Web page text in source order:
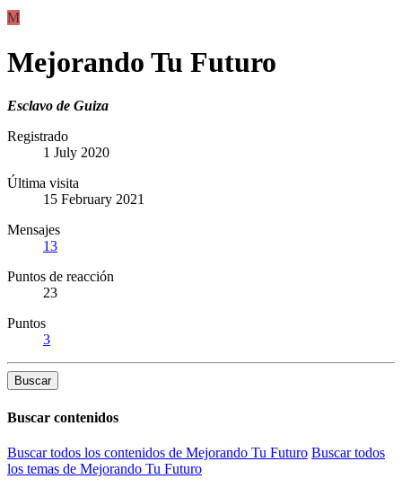
M
Mejorando Tu Futuro
Esclavo de Guiza
Registrado
1 July 2020
Última visita
15 February 2021
Mensajes
13
Puntos de reacción
23
Puntos
3
Buscar
Buscar contenidos
Buscar todos los contenidos de Mejorando Tu Futuro Buscar todos
los temas de Mejorando Tu Futuro